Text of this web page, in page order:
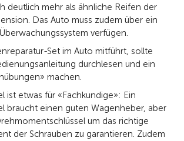
deutlich mehr als ähnliche Reifen der
Das Auto muss zudem über ein
verfügen.
Set im Auto mitführt, sollte
durchlesen und ein
machen.
ist etwas für «Fachkundige»: Ein
braucht einen guten Wagenheber, aber
um das richtige
der Schrauben zu garantieren. Zudem